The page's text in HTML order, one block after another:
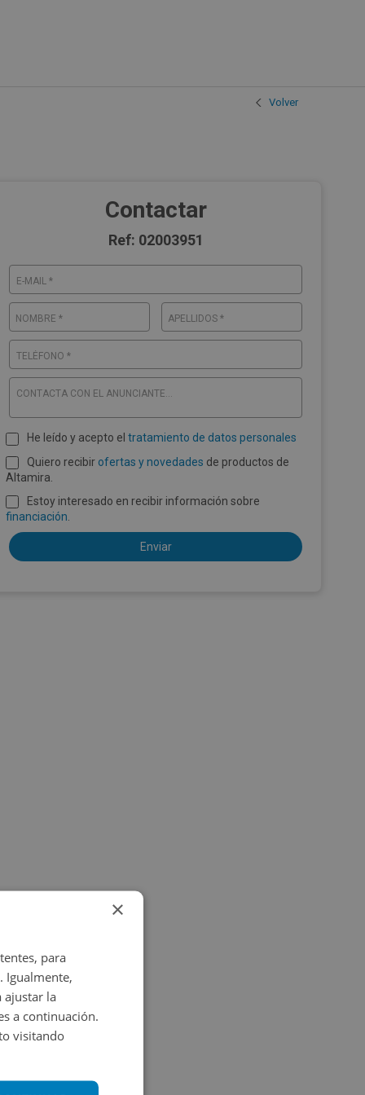
Volver
Contactar
Ref: 02003951
E-MAIL *
NOMBRE * APELLIDOS *
TELÉFONO *
CONTACTA CON EL ANUNCIANTE...
He leído y acepto el tratamiento de datos personales
Quiero recibir ofertas y novedades de productos de
Altamira.
Estoy interesado en recibir información sobre
financiación.
×
para
Igualmente,
ajustar la
a continuación.
visitando